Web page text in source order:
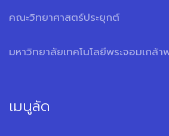
คณะวิทยาศาสตร์ประยุกต์
มหาวิทยาลัยเทคโนโลยีพระจอมเกล้า
เมนูลัด